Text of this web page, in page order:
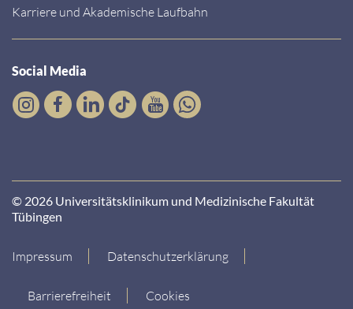
Karriere und Akademische Laufbahn
Social Media
© 2026 Universitätsklinikum und Medizinische Fakultät
Tübingen
Impressum Datenschutzerklärung
Barrierefreiheit Cookies